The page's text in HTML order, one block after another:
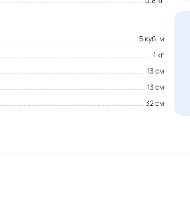
5 куб. м
1 кг
13 см
13 см
32 см